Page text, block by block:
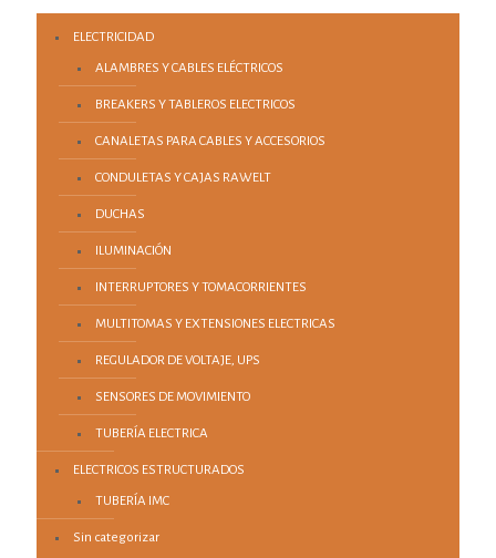
ELECTRICIDAD
ALAMBRES Y CABLES ELÉCTRICOS
BREAKERS Y TABLEROS ELECTRICOS
CANALETAS PARA CABLES Y ACCESORIOS
CONDULETAS Y CAJAS RAWELT
DUCHAS
ILUMINACIÓN
INTERRUPTORES Y TOMACORRIENTES
MULTITOMAS Y EXTENSIONES ELECTRICAS
REGULADOR DE VOLTAJE, UPS
SENSORES DE MOVIMIENTO
TUBERÍA ELECTRICA
ELECTRICOS ESTRUCTURADOS
TUBERÍA IMC
Sin categorizar